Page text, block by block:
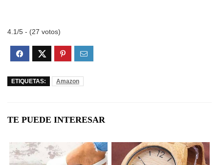
4.1/5 - (27 votos)
ETIQUETAS: Amazon
TE PUEDE INTERESAR